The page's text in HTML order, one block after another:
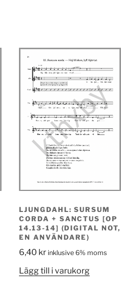
LJUNGDAHL: SURSUM
CORDA + SANCTUS [OP
14.13-14] (DIGITAL NOT,
EN ANVÄNDARE)
6,40 kr inklusive 6% moms
Lägg till i varukorg